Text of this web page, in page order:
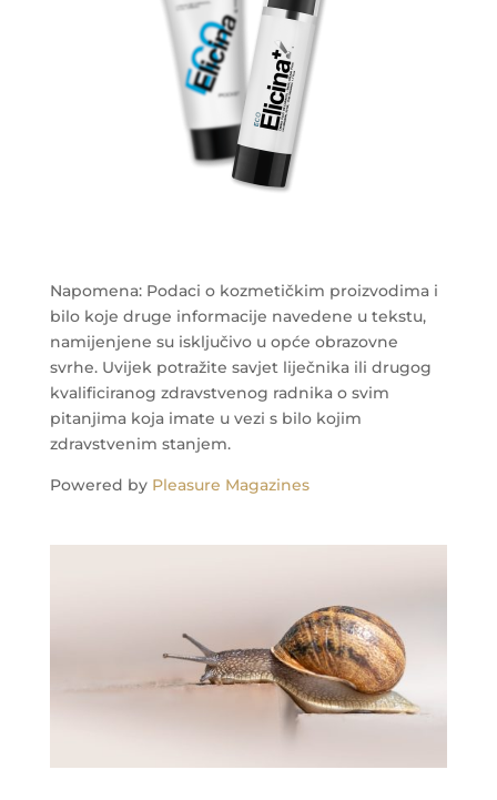
Napomena: Podaci o kozmetičkim proizvodima i
bilo koje druge informacije navedene u tekstu,
namijenjene su isključivo u opće obrazovne
svrhe. Uvijek potražite savjet liječnika ili drugog
kvalificiranog zdravstvenog radnika o svim
pitanjima koja imate u vezi s bilo kojim
zdravstvenim stanjem.
Powered by Pleasure Magazines